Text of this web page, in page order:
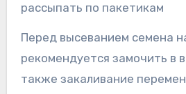
рассыпать по пакетикам
Перед высеванием семена
рекомендуется замочить в
также закаливание